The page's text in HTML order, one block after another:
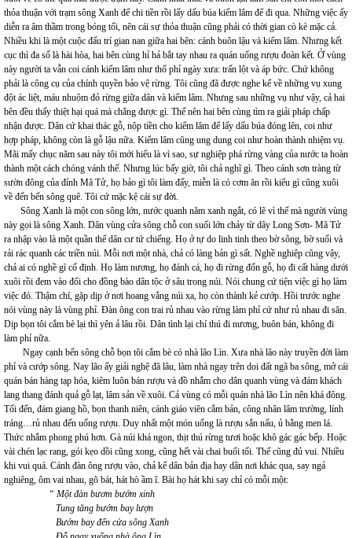
thỏa thuận với trạm sông Xanh để chi tiền rồi lấy dấu búa kiểm lâm để đi qua. Những việc ấy
diễn ra âm thầm trong bóng tối, nên cái sự thỏa thuận cũng phải có thời gian cò kè mặc cả.
Nhiều khi là một cuộc đấu trí gian nan giữa hai bên: cánh buôn lậu và kiểm lâm. Nhưng kết
cục thì đa số là hài hòa, hai bên cùng hỉ hả bắt tay nhau ra quán uống rượu đoàn kết. Ở vùng
này người ta vẫn coi cánh kiểm lâm như thổ phỉ ngày xưa: trấn lột và áp bức. Chứ không
phải là công cụ của chính quyền bảo vệ rừng. Tôi cũng đã được nghe kể về những vụ xung
đột ác liệt, máu nhuộm đỏ rừng giữa dân và kiểm lâm. Nhưng sau những vụ như vậy, cả hai
bên đều thấy thiệt hại quá mà chẳng được gì. Thế nên hai bên cùng tìm ra giải pháp chấp
nhận được. Dân cứ khai thác gỗ, nộp tiền cho kiểm lâm để lấy dấu búa đóng lên, coi như
hợp pháp, không còn là gỗ lậu nữa. Kiểm lâm cũng ung dung coi như hoàn thành nhiệm vụ.
Mãi mấy chục năm sau này tôi mới hiểu là vì sao, sự nghiệp phá rừng vàng của nước ta hoàn
thành một cách chóng vánh thế. Nhưng lúc bấy giờ, tôi chả nghĩ gì. Theo cánh sơn tràng từ
sườn đông của đỉnh Mã Tử, họ bảo gì tôi làm đấy, miễn là có cơm ăn rồi kiểu gì cũng xuôi
về đến bến sông quê. Tôi cứ mặc kệ cái sự đời.
Sông Xanh là một con sông lớn, nước quanh năm xanh ngắt, có lẽ vì thế mà người vùng
này gọi là sông Xanh. Dân vùng cửa sông chỗ con suối lớn chảy từ dãy Long Sơn- Mã Tử
ra nhập vào là một quần thể dân cư tứ chiếng. Họ ở tự do linh tinh theo bờ sông, bờ suối và
rải rác quanh các triền núi. Mỗi nơi một nhà, chả có làng bản gì sất. Nghề nghiệp cũng vậy,
chả ai có nghề gì cố định. Họ làm nương, họ đánh cá, họ đi rừng đốn gỗ, họ đi cất hàng dưới
xuôi rồi đem vào đổi cho đồng bào dân tộc ở sâu trong núi. Nói chung cứ tiện việc gì họ làm
việc đó. Thậm chí, gặp dịp ở nơi hoang vắng núi xa, họ còn thành kẻ cướp. Hồi trước nghe
nói vùng này là vùng phỉ. Đàn ông con trai rủ nhau vào rừng làm phỉ cứ như rủ nhau đi săn.
Dịp bọn tôi cắm bè lại thì yên ả lâu rồi. Dân tình lại chí thú đi nương, buôn bán, không đi
làm phỉ nữa.
Ngay cạnh bến sông chỗ bọn tôi cắm bè có nhà lão Lìn. Xưa nhà lão này truyền đời làm
phỉ và cướp sông. Nay lão ấy giải nghệ đã lâu, làm nhà ngay trên doi đất ngã ba sông, mở cái
quán bán hàng tạp hóa, kiêm luôn bán rượu và đồ nhắm cho dân quanh vùng và đám khách
lang thang đánh quả gỗ lạt, lâm sản về xuôi. Cả vùng có mỗi quán nhà lão Lìn nên khá đông.
Tối đến, đám giang hồ, bọn thanh niên, cánh giáo viên cắm bản, công nhân lâm trường, lính
tráng…rủ nhau đến uống rượu. Duy nhất một món uống là rượu sắn nấu, ủ bằng men lá.
Thức nhắm phong phú hơn. Gà núi khá ngon, thịt thú rừng tươi hoặc khô gác gác bếp. Hoặc
vài chén lạc rang, gói kẹo dồi cũng xong, cũng hết vài chai buổi tối. Thế cũng đủ vui. Nhiều
khi vui quá. Cánh đàn ông rượu vào, chả kể dân bản địa hay dân nơi khác qua, say ngả
nghiêng, ôm vai nhau, gõ bát, hát hò ầm ĩ. Bài họ hát khi say chỉ có mỗi một:
“ Một đàn bươm bướm xinh
Tung tăng bướm bay lượn
Bướm bay đến cửa sông Xanh